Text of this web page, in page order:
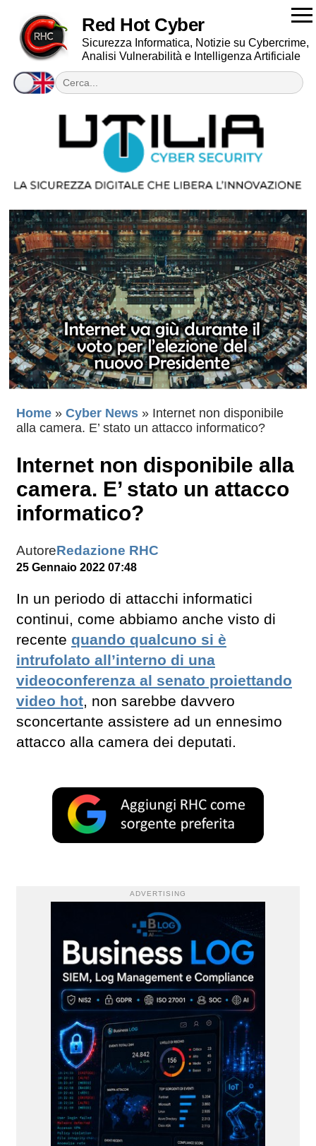
Red Hot Cyber
Sicurezza Informatica, Notizie su Cybercrime,
Analisi Vulnerabilità e Intelligenza Artificiale
Home » Cyber News » Internet non disponibile
alla camera. E’ stato un attacco informatico?
Internet non disponibile alla
camera. E’ stato un attacco
informatico?
AutoreRedazione RHC
25 Gennaio 2022 07:48
In un periodo di attacchi informatici
continui, come abbiamo anche visto di
recente quando qualcuno si è
intrufolato all’interno di una
videoconferenza al senato proiettando
video hot, non sarebbe davvero
sconcertante assistere ad un ennesimo
attacco alla camera dei deputati.
ADVERTISING